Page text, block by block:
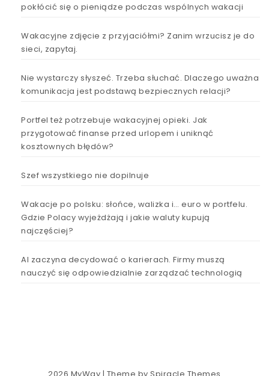
pokłócić się o pieniądze podczas wspólnych wakacji
Wakacyjne zdjęcie z przyjaciółmi? Zanim wrzucisz je do
sieci, zapytaj.
Nie wystarczy słyszeć. Trzeba słuchać. Dlaczego uważna
komunikacja jest podstawą bezpiecznych relacji?
Portfel też potrzebuje wakacyjnej opieki. Jak
przygotować finanse przed urlopem i uniknąć
kosztownych błędów?
Szef wszystkiego nie dopilnuje
Wakacje po polsku: słońce, walizka i… euro w portfelu.
Gdzie Polacy wyjeżdżają i jakie waluty kupują
najczęściej?
AI zaczyna decydować o karierach. Firmy muszą
nauczyć się odpowiedzialnie zarządzać technologią
2026 MyWay | Theme bySpiracle Themes